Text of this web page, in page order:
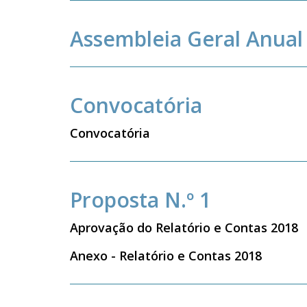
Assembleia Geral
Convocatória
Convocatória
Proposta N.º 1
Aprovação do Relatório e Contas 2018
Anexo - Relatório e Contas 2018